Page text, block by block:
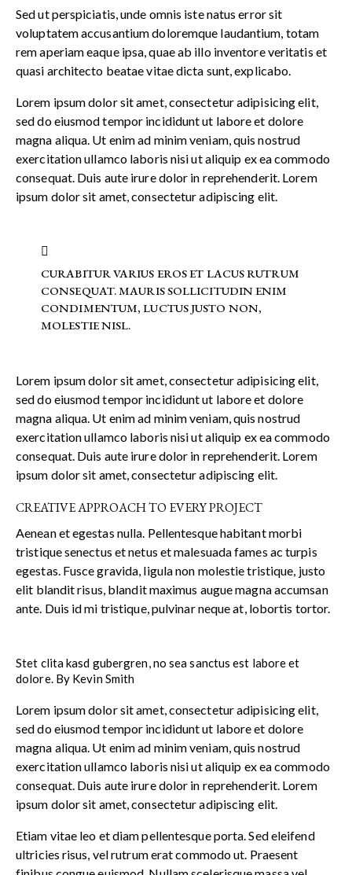
Sed ut perspiciatis, unde omnis iste natus error sit
voluptatem accusantium doloremque laudantium, totam
rem aperiam eaque ipsa, quae ab illo inventore veritatis et
quasi architecto beatae vitae dicta sunt, explicabo.
Lorem ipsum dolor sit amet, consectetur adipisicing elit,
sed do eiusmod tempor incididunt ut labore et dolore
magna aliqua. Ut enim ad minim veniam, quis nostrud
exercitation ullamco laboris nisi ut aliquip ex ea commodo
consequat. Duis aute irure dolor in reprehenderit. Lorem
ipsum dolor sit amet, consectetur adipiscing elit.
CURABITUR VARIUS EROS ET LACUS RUTRUM
CONSEQUAT. MAURIS SOLLICITUDIN ENIM
CONDIMENTUM, LUCTUS JUSTO NON,
MOLESTIE NISL.
Lorem ipsum dolor sit amet, consectetur adipisicing elit,
sed do eiusmod tempor incididunt ut labore et dolore
magna aliqua. Ut enim ad minim veniam, quis nostrud
exercitation ullamco laboris nisi ut aliquip ex ea commodo
consequat. Duis aute irure dolor in reprehenderit. Lorem
ipsum dolor sit amet, consectetur adipiscing elit.
CREATIVE APPROACH TO EVERY PROJECT
Aenean et egestas nulla. Pellentesque habitant morbi
tristique senectus et netus et malesuada fames ac turpis
egestas. Fusce gravida, ligula non molestie tristique, justo
elit blandit risus, blandit maximus augue magna accumsan
ante. Duis id mi tristique, pulvinar neque at, lobortis tortor.
Stet clita kasd gubergren, no sea sanctus est labore et
dolore. By Kevin Smith
Lorem ipsum dolor sit amet, consectetur adipisicing elit,
sed do eiusmod tempor incididunt ut labore et dolore
magna aliqua. Ut enim ad minim veniam, quis nostrud
exercitation ullamco laboris nisi ut aliquip ex ea commodo
consequat. Duis aute irure dolor in reprehenderit. Lorem
ipsum dolor sit amet, consectetur adipiscing elit.
Etiam vitae leo et diam pellentesque porta. Sed eleifend
ultricies risus, vel rutrum erat commodo ut. Praesent